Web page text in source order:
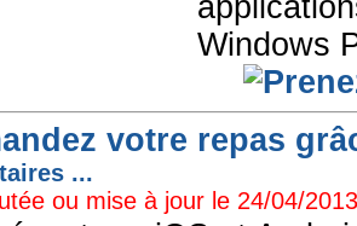
Windows
votre repas
...
ou mise à jour le 24/04/